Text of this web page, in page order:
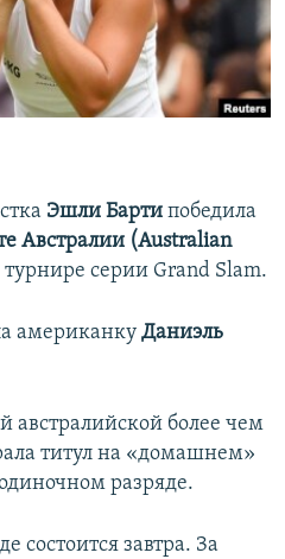
Эшли Барти победила
Австралии (Australian
турнире серии Grand Slam.
американку Даниэль
австралийской более чем
титул на «домашнем»
разряде.
состоится завтра. За